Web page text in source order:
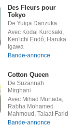
Des Fleurs pour
Tokyo
De Yuiga Danzuka
Avec Kodai Kurosaki,
Ken'ichi Endô, Haruka
Igawa
Bande-annonce
Cotton Queen
De Suzannah
Mirghani
Avec Mihad Murtada,
Rabha Mohamed
Mahmoud, Talaat Farid
Bande-annonce